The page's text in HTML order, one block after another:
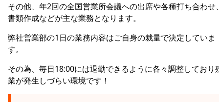
その他、年2回の全国営業所会議への出席や各種打ち合わせ
書類作成などが主な業務となります。
弊社営業部の1日の業務内容はご自身の裁量で決定していま
す。
その為、毎日18:00には退勤できるように各々調整しており
業が発生しづらい環境です！